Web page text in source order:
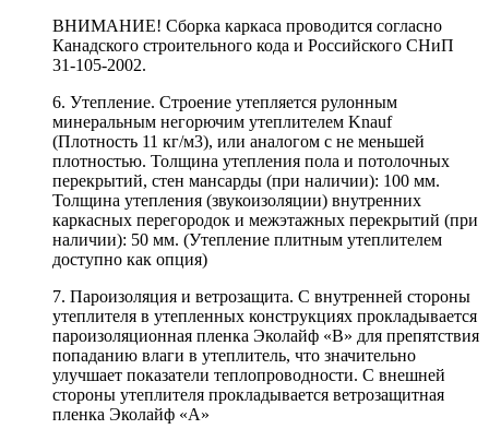
ВНИМАНИЕ! Сборка каркаса проводится согласно
Канадского строительного кода и Российского СНиП
31-105-2002.
6. Утепление. Строение утепляется рулонным
минеральным негорючим утеплителем Knauf
(Плотность 11 кг/м3), или аналогом с не меньшей
плотностью. Толщина утепления пола и потолочных
перекрытий, стен мансарды (при наличии): 100 мм.
Толщина утепления (звукоизоляции) внутренних
каркасных перегородок и межэтажных перекрытий (при
наличии): 50 мм. (Утепление плитным утеплителем
доступно как опция)
7. Пароизоляция и ветрозащита. С внутренней стороны
утеплителя в утепленных конструкциях прокладывается
пароизоляционная пленка Эколайф «В» для препятствия
попаданию влаги в утеплитель, что значительно
улучшает показатели теплопроводности. С внешней
стороны утеплителя прокладывается ветрозащитная
пленка Эколайф «А»